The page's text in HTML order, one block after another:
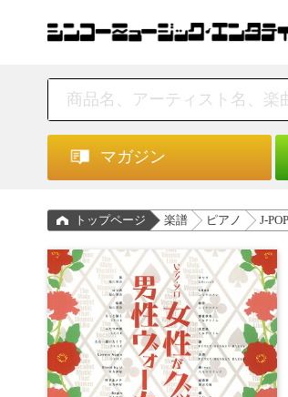
マガジン
トップページ 楽譜 ピアノ J-POP